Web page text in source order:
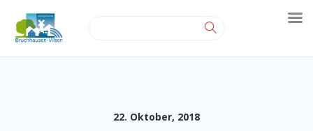
22. Oktober, 2018